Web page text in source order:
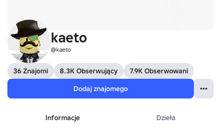
kaeto
@kaeto
36 Znajomi 8.3K Obserwujący
7.9K Obserwowani
Dodaj znajomego
Informacje Dzieła